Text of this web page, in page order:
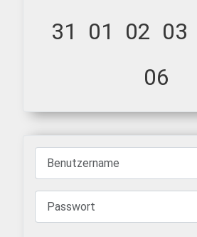
31
01 02 03
06
Benutzername
Passwort